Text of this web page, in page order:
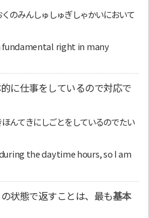
のみんしゅしゅぎしゃかいにおいて
fundamental right in many
的に仕事をしているので対応で
んてきにしごとをしているのでたい
the daytime hours, so I am
状態で返すことは、最も基本